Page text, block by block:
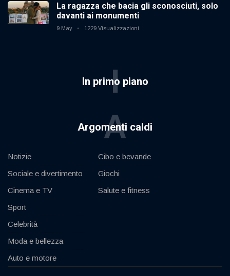
La ragazza che bacia gli sconosciuti, solo
davanti ai monumenti
9 May 1229 Visualizzazioni
In primo piano
I
Argomenti caldi
A
Notizie
Sociale e divertimento
Cinema e TV
Sport
Celebrità
Moda e bellezza
Auto e motore
Cibo e bevande
Giochi
Salute e fitness